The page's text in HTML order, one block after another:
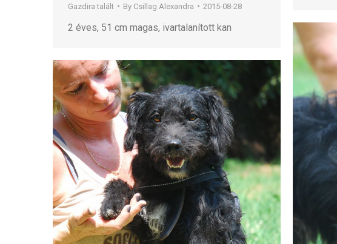
Gazdira talált By Csillag Alexandra 2015-08-28
2 éves, 51 cm magas, ivartalanított kan